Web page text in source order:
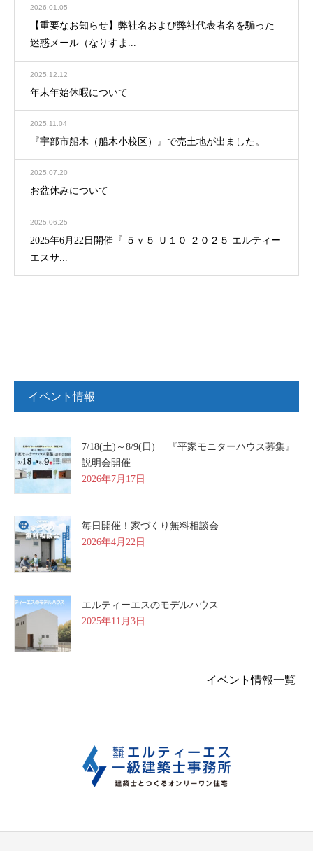
2026.01.05
【重要なお知らせ】弊社名および弊社代表者名を騙った
迷惑メール（なりすま...
2025.12.12
年末年始休暇について
2025.11.04
『宇部市船木（船木小校区）』で売土地が出ました。
2025.07.20
お盆休みについて
2025.06.25
2025年6月22日開催『 ５ｖ５ Ｕ１０ ２０２５ エルティー
エスサ...
イベント情報
7/18(土)～8/9(日) 『平家モニターハウス募集』
説明会開催
2026年7月17日
毎日開催！家づくり無料相談会
2026年4月22日
エルティーエスのモデルハウス
2025年11月3日
イベント情報一覧